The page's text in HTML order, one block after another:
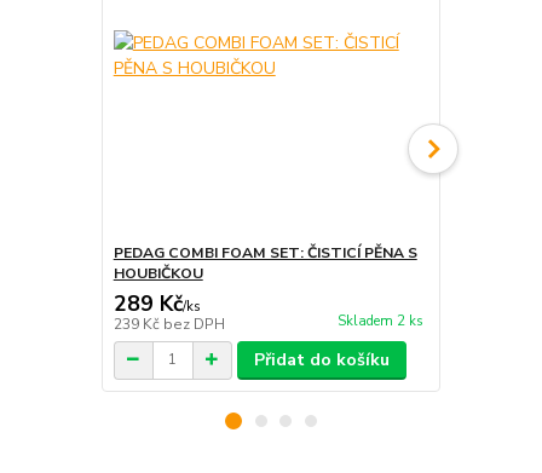
PEDAG COMBI FOAM SET: ČISTICÍ PĚNA S
HOUBIČKOU
289 Kč/ks
239 Kč bez DPH Skladem 2 ks
Přidat do košíku